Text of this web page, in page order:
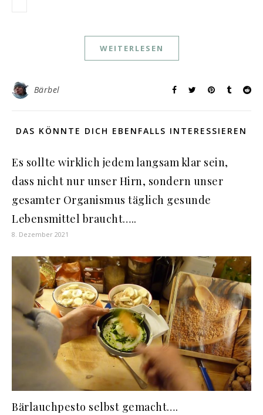
WEITERLESEN
Bärbel
DAS KÖNNTE DICH EBENFALLS INTERESSIEREN
Es sollte wirklich jedem langsam klar sein,
dass nicht nur unser Hirn, sondern unser
gesamter Organismus täglich gesunde
Lebensmittel braucht…..
8. Dezember 2021
Bärlauchpesto selbst gemacht….